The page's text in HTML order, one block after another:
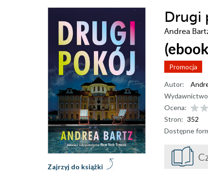
Drugi
Andrea
Promocja
Zajrzyj do książki
Autor:
Ocena:
Stron: 352
Dostępne